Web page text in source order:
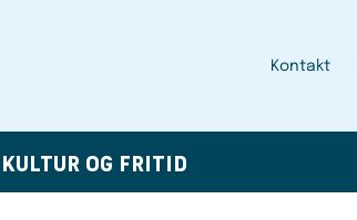
Kontakt
KULTUR OG FRITID